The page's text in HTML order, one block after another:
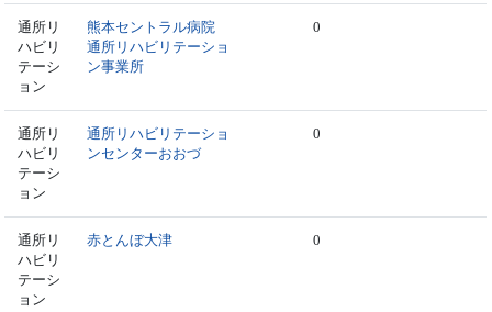
通所リ
ハビリ
テーシ
ョン
熊本セントラル病院
通所リハビリテーショ
ン事業所
0
通所リ
ハビリ
テーシ
ョン
通所リハビリテーショ
ンセンターおおづ
0
通所リ
ハビリ
テーシ
ョン
赤とんぼ大津 0